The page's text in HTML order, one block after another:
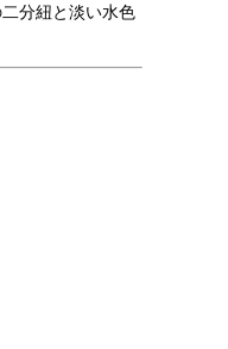
分紐と淡い水色